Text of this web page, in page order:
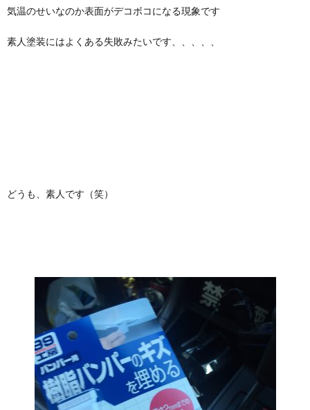
気温のせいなのか表面がデコボコになる現象です
素人塗装にはよくある失敗みたいです、、、、、
どうも、素人です（笑）